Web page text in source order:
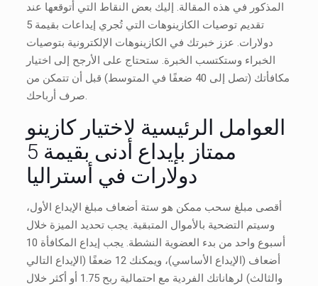
المذكور في هذه المقالة. إليك بعض النقاط التي أتوقعها عند
تقديم توصيات الكازينوهات التي تُجري إيداعات بقيمة 5
دولارات. عزز خبرتك في الكازينوهات الإلكترونية بتوصيات
الخبراء وستكتسب الخبرة. ستحتاج على الأرجح إلى اختيار
مكافأتك (تصل إلى 40 ضعفًا في المتوسط) قبل أن تتمكن من
صرف أرباحك.
العوامل الرئيسية لاختيار كازينو
ممتاز بإيداع أدنى بقيمة 5
دولارات في أستراليا
أقصى مبلغ سحب ممكن هو ستة أضعاف مبلغ الإيداع الأول،
وسيتم التضحية بالأموال المتبقية. يجب تحديد الميزة خلال
أسبوع واحد من بدء العضوية النشطة. يجب إيداع المكافأة 10
أضعاف (الإيداع الأساسي)، ويمكنك 12 ضعفًا (الإيداع التالي
والثالث) لرهاناتك الفردية مع احتمالية ربح 1.75 أو أكثر خلال